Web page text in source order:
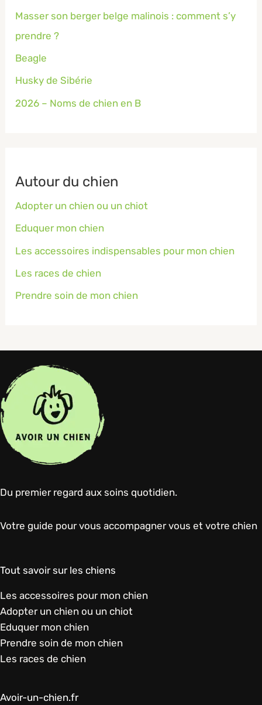
Masser son berger belge malinois : comment s’y
prendre ?
Beagle
Husky de Sibérie
2026 – Noms de chien en B
Autour du chien
Adopter un chien ou un chiot
Eduquer mon chien
Les accessoires indispensables pour mon chien
Les races de chien
Prendre soin de mon chien
Du premier regard aux soins quotidien.
Votre guide pour vous accompagner vous et votre chien
Tout savoir sur les chiens
Les accessoires pour mon chien
Adopter un chien ou un chiot
Eduquer mon chien
Prendre soin de mon chien
Les races de chien
Avoir-un-chien.fr